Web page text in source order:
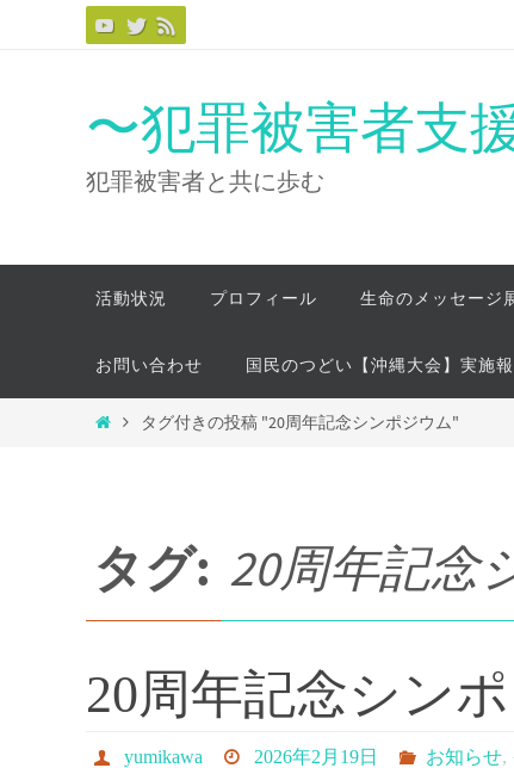
キ
〜犯罪被害者支
犯罪被害者と共に歩む
ツ
活動状況 プロフィール 生命のメッセージ
お問い合わせ 国民のつどい【沖縄大会】実施
ホ
タグ付きの投稿 "20周年記念シンポジウム"
タグ: 20周年記念
20周年記念シン
yumikawa 2026年2月19日 お知らせ,